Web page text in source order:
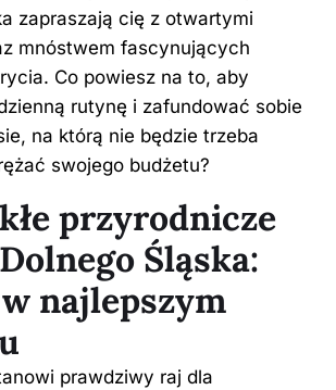
zapraszają cię z otwartymi
mnóstwem fascynujących
Co powiesz na to, aby
rutynę i zafundować sobie
na którą nie będzie trzeba
swojego budżetu?
przyrodnicze
Śląska:
najlepszym
prawdziwy raj dla